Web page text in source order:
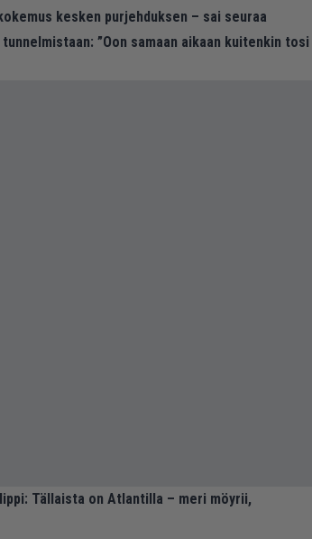
kesken purjehduksen – sai seuraa
”Oon samaan aikaan kuitenkin tosi
Tällaista on Atlantilla – meri möyrii,